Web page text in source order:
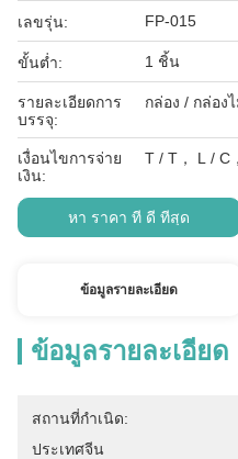
เลขรุ่น: FP-015
ขั้นต่ำ: 1 ชิ้น
รายละเอียดการ
บรรจุ:
กล่อง / กล่อง
เงื่อนไขการจ่าย
เงิน:
T / T， L / C
หา ราคา ที่ ดี ที่สุด
ข้อมูลรายละเอียด
ข้อมูลรายละเอียด
สถานที่กำเนิด:
ประเทศจีน